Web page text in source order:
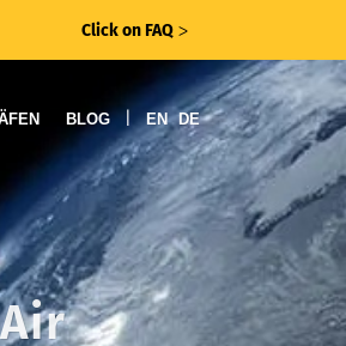
Click on FAQ ᐳ
BLOG EN DE